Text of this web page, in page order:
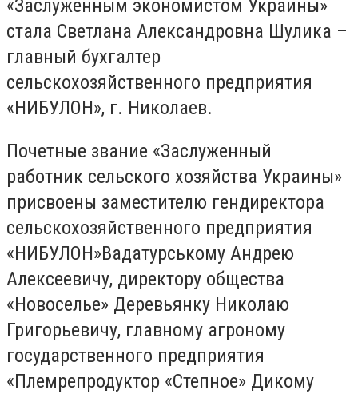
«Заслуженным экономистом Украины»
стала Светлана Александровна Шулика –
главный бухгалтер
сельскохозяйственного предприятия
«НИБУЛОН», г. Николаев.
Почетные звание «Заслуженный
работник сельского хозяйства Украины»
присвоены заместителю гендиректора
сельскохозяйственного предприятия
«НИБУЛОН»Вадатурському Андрею
Алексеевичу, директору общества
«Новоселье» Деревьянку Николаю
Григорьевичу, главному агроному
государственного предприятия
«Племрепродуктор «Степное» Дикому